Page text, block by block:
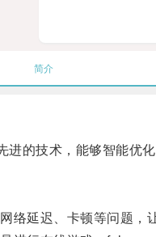
简介
技术，能够智能优化
延迟、卡顿等问题，